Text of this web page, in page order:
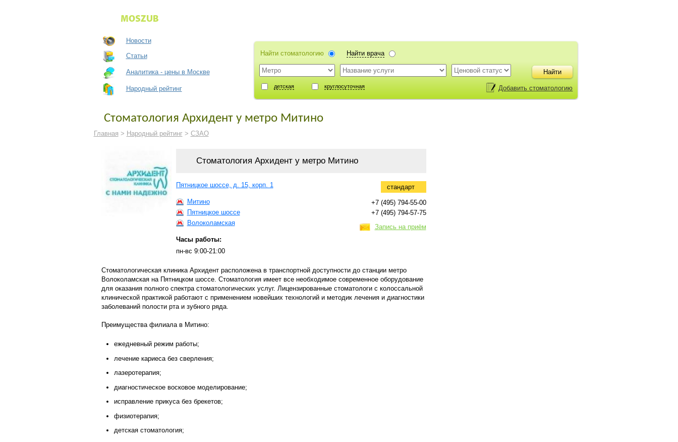
Новости
Статьи
Аналитика - цены в Москве
Народный рейтинг
Найти стоматологию Найти врача
детская круглосуточная Добавить стоматологию
Стоматология Архидент у метро Митино
Главная > Народный рейтинг> СЗАО
Стоматология Архидент у метро Митино
стандарт
Пятницкое шоссе, д. 15, корп. 1
Митино
Пятницкое шоссе
Волоколамская
Часы работы:
пн-вс 9:00-21:00
+7 (495) 794-55-00
+7 (495) 794-57-75
Запись на приём
Стоматологическая клиника Архидент расположена в транспортной доступности до станции метро
Волоколамская на Пятницком шоссе. Стоматология имеет все необходимое современное оборудование
для оказания полного спектра стоматологических услуг. Лицензированные стоматологи с колоссальной
клинической практикой работают с применением новейших технологий и методик лечения и диагностики
заболеваний полости рта и зубного ряда.
Преимущества филиала в Митино:
ежедневный режим работы;
лечение кариеса без сверления;
лазеротерапия;
диагностическое восковое моделирование;
исправление прикуса без брекетов;
физиотерапия;
детская стоматология;